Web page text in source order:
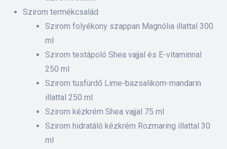
Szirom termékcsalád
Szirom folyékony szappan Magnólia illattal 300
ml
Szirom testápoló Shea vajjal és E-vitaminnal
250 ml
Szirom tusfürdő Lime-bazsalikom-mandarin
illattal 250 ml
Szirom kézkrém Shea vajjal 75 ml
Szirom hidratáló kézkrém Rozmaring illattal 30
ml